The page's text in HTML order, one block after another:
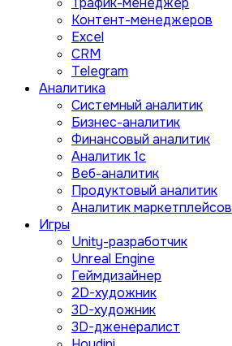
Контент-менеджеров
Excel
CRM
Telegram
Аналитика
Системный аналитик
Бизнес-аналитик
Финансовый аналитик
Aналитик 1с
Веб-аналитик
Продуктовый аналитик
Аналитик маркетплейсов
Игры
Unity-разработчик
Unreal Engine
Геймдизайнер
2D-художник
3D-художник
3D-дженералист